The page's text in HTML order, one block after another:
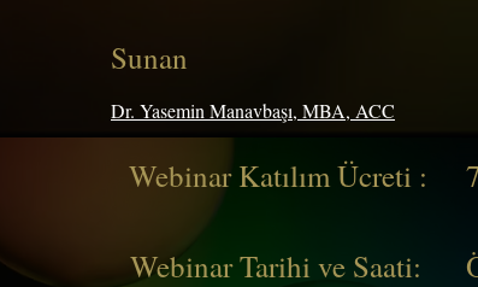
Sunan
Dr. Yasemin Manavbaşı, MBA, ACC
Webinar Katılım Ücreti :
Webinar Tarihi ve Saati: